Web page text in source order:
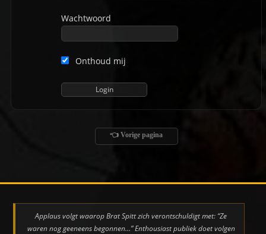
Wachtwoord
Onthoud mij
👈 Vorige pagina
Applaus volgt waarop Brat Spitt zich verontschuldigt met: “Ze
waren nog geeneens begonnen…” Enthousiast publiek doet volgen